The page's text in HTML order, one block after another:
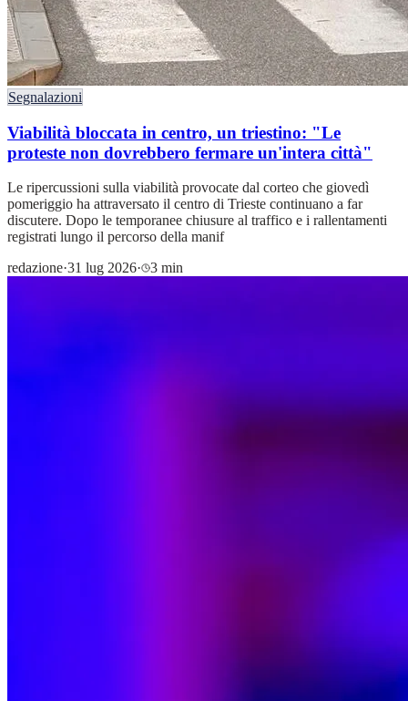
Segnalazioni
Viabilità bloccata in centro, un triestino: "Le
proteste non dovrebbero fermare un'intera città"
Le ripercussioni sulla viabilità provocate dal corteo che giovedì
pomeriggio ha attraversato il centro di Trieste continuano a far
discutere. Dopo le temporanee chiusure al traffico e i rallentamenti
registrati lungo il percorso della manif
redazione·31 lug 2026· 3 min